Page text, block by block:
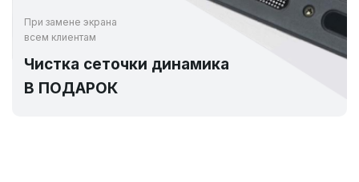
При замене экрана
всем клиентам
Чистка сеточки динамика
В ПОДАРОК